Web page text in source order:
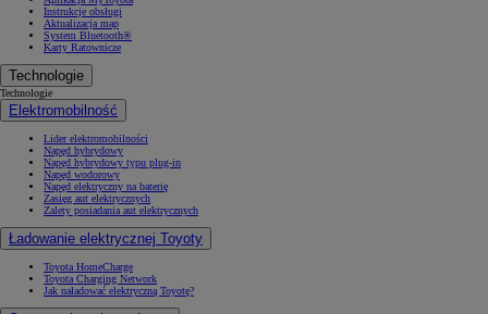
Instrukcje obsługi
Aktualizacja map
System Bluetooth®
Karty Ratownicze
Technologie
Technologie
Elektromobilność
Lider elektromobilności
Napęd hybrydowy
Napęd hybrydowy typu plug-in
Napęd wodorowy
Napęd elektryczny na baterię
Zasięg aut elektrycznych
Zalety posiadania aut elektrycznych
Ładowanie elektrycznej Toyoty
Toyota HomeCharge
Toyota Charging Network
Jak naładować elektryczną Toyotę?